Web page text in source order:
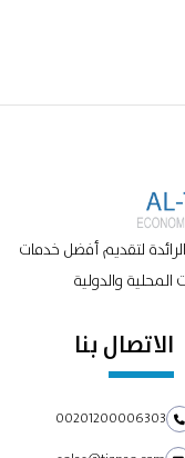
لتقديم أفضل خدمات
والدولية
الاتصال بنا
00201200006303